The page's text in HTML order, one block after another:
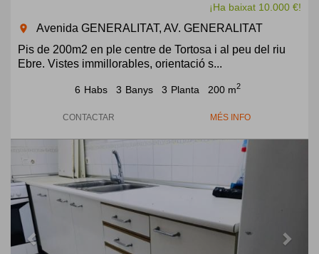
¡Ha baixat 10.000 €!
room
Avenida GENERALITAT, AV. GENERALITAT
Pis de 200m2 en ple centre de Tortosa i al peu del riu
Ebre. Vistes immillorables, orientació s...
6 Habs 3 Banys 3 Planta 200 m2
CONTACTAR MÉS INFO
Previous